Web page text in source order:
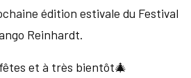
édition estivale du Festival
Reinhardt.
et à très bientôt🎄